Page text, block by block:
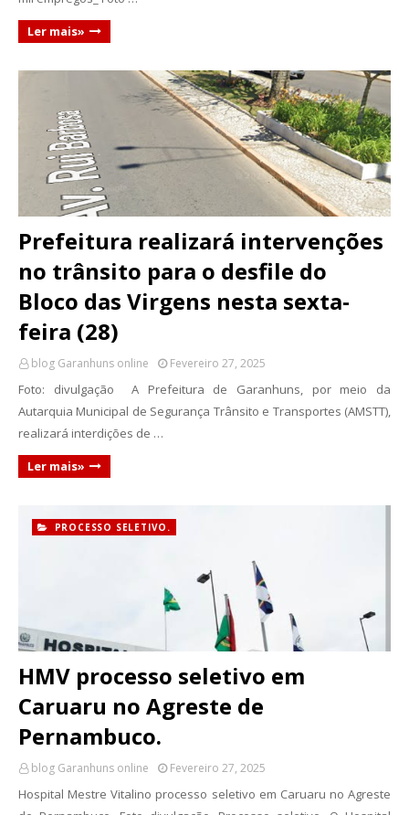
Ler mais»
Prefeitura realizará intervenções
no trânsito para o desfile do
Bloco das Virgens nesta sexta-
feira (28)
blog Garanhuns online Fevereiro 27, 2025
Foto: divulgação A Prefeitura de Garanhuns, por meio da
Autarquia Municipal de Segurança Trânsito e Transportes (AMSTT),
realizará interdições de …
Ler mais»
PROCESSO SELETIVO.
HMV processo seletivo em
Caruaru no Agreste de
Pernambuco.
blog Garanhuns online Fevereiro 27, 2025
Hospital Mestre Vitalino processo seletivo em Caruaru no Agreste